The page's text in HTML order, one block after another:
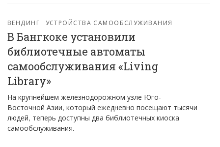
ВЕНДИНГ УСТРОЙСТВА САМООБСЛУЖИВАНИЯ
В Бангкоке установили
библиотечные автоматы
самообслуживания «Living
Library»
На крупнейшем железнодорожном узле Юго-
Восточной Азии, который ежедневно посещают тысячи
людей, теперь доступны два библиотечных киоска
самообслуживания.